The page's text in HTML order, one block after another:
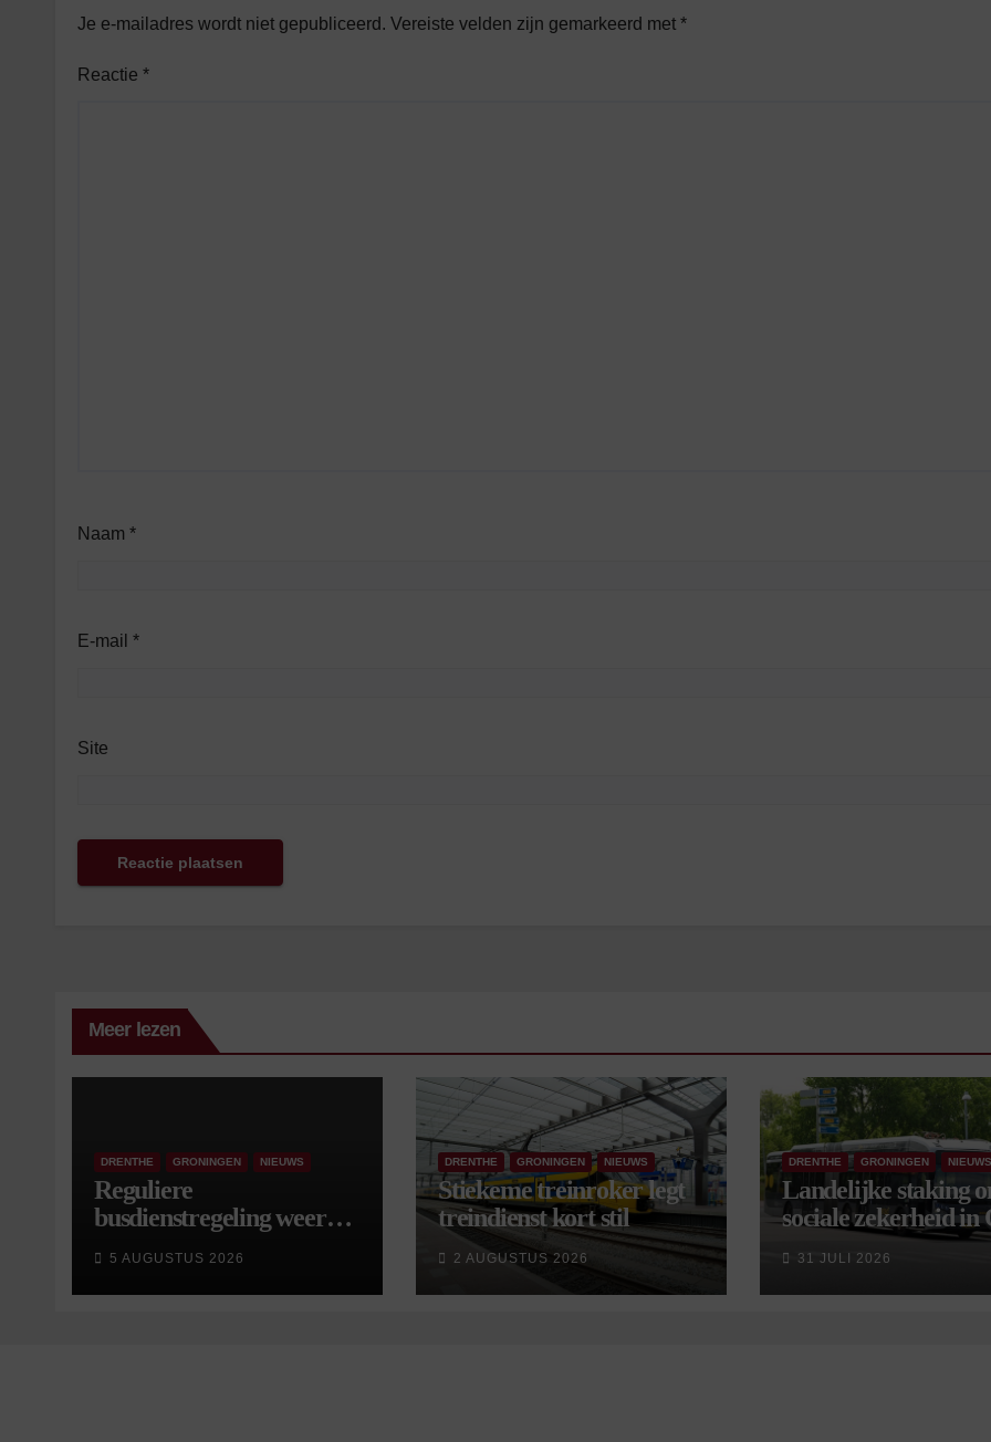
Je e-mailadres wordt niet gepubliceerd. Vereiste velden zijn gemarkeerd met *
Reactie *
Naam *
E-mail *
Site
Meer lezen
DRENTHE GRONINGEN NIEUWS
Reguliere
busdienstregeling weer
wijzigingen
5 AUGUSTUS 2026
DRENTHE GRONINGEN NIEUWS
Stiekeme treinroker legt
treindienst kort stil
2 AUGUSTUS 2026
DRENTHE GRONINGEN NIEUWS
Landelijke staking
sociale zekerheid in
aangekondigd voor
september
31 JULI 2026